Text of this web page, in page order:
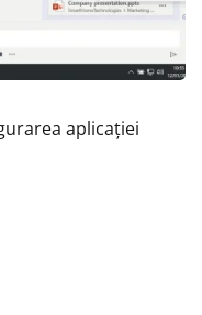
aplicației